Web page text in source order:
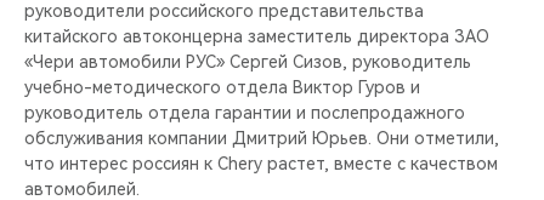
НОВИНКИ
БЛАГОТВОРИТЕЛЬНОСТЬ
CHERY REMOTE
CHERY И СПОРТ
руководители российского представительства
китайского автоконцерна заместитель директора ЗАО
«Чери автомобили РУС» Сергей Сизов, руководитель
учебно-методического отдела Виктор Гуров и
руководитель отдела гарантии и послепродажного
обслуживания компании Дмитрий Юрьев. Они отметили,
что интерес россиян к Chery растет, вместе с качеством
автомобилей.